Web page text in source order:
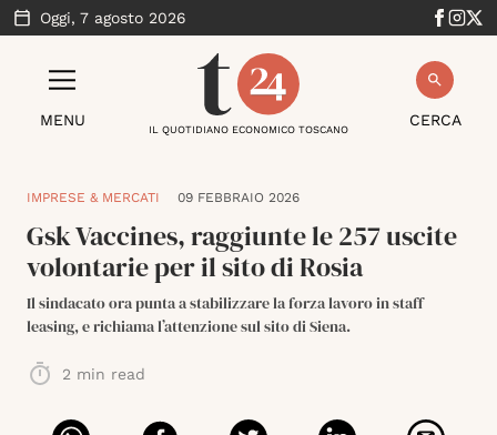
Oggi, 7 agosto 2026
MENU CERCA
IL QUOTIDIANO ECONOMICO TOSCANO
IMPRESE & MERCATI 09 FEBBRAIO 2026
Gsk Vaccines, raggiunte le 257 uscite
volontarie per il sito di Rosia
Il sindacato ora punta a stabilizzare la forza lavoro in staff
leasing, e richiama l’attenzione sul sito di Siena.
2 min read